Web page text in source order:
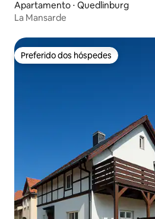
Apartamento ⋅ Quedlinburg
La Mansarde
Preferido dos hóspedes
Preferido dos hóspedes